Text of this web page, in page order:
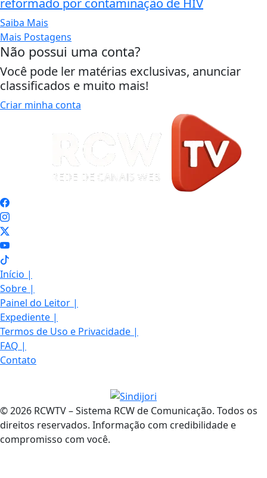
reformado por contaminação de HIV
Saiba Mais
Mais Postagens
Não possui uma conta?
Você pode ler matérias exclusivas, anunciar
classificados e muito mais!
Criar minha conta
Início |
Sobre |
Painel do Leitor |
Expediente |
Termos de Uso e Privacidade |
FAQ |
Contato
© 2026 RCWTV – Sistema RCW de Comunicação. Todos os
direitos reservados. Informação com credibilidade e
compromisso com você.